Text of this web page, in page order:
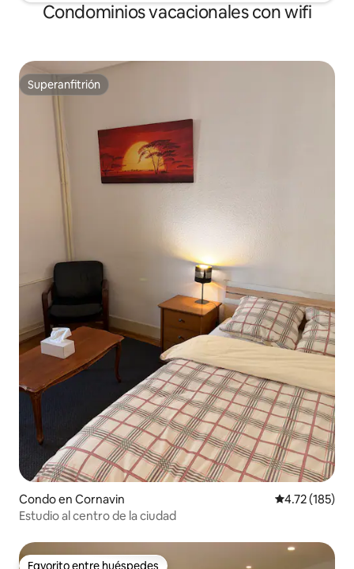
Condominios vacacionales con wifi
Superanfitrión
Superanfitrión
Condo en Cornavin Calificación
4.72 (185)
Estudio al centro de la ciudad